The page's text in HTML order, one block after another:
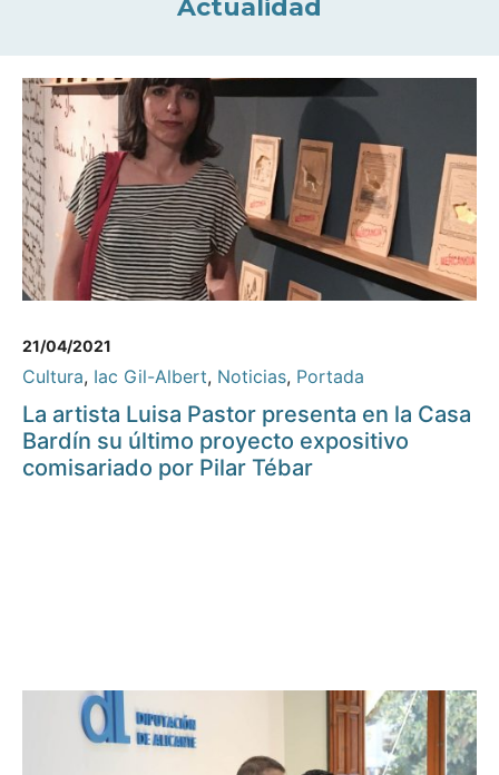
Actualidad
21/04/2021
Cultura, Iac Gil-Albert, Noticias, Portada
La artista Luisa Pastor presenta en la Casa
Bardín su último proyecto expositivo
comisariado por Pilar Tébar